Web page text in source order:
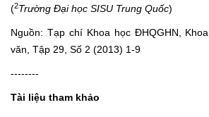
(2Trường Đại học SISU Trung Quốc)
Nguồn: Tạp chí Khoa học ĐHQGHN,
văn, Tập 29, Số 2 (2013) 1-9
--------
Tài liệu tham khảo